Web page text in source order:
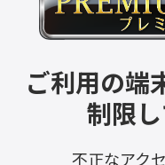
ご利用の端
制限し
不正なアク